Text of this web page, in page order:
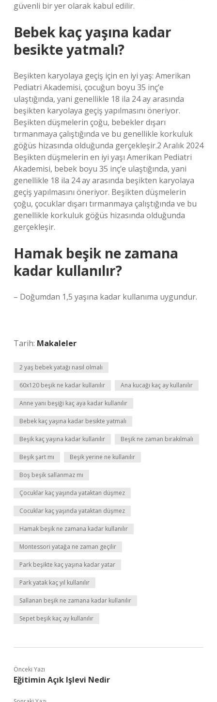
güvenli bir yer olarak kabul edilir.
Bebek kaç yaşına kadar
besikte yatmalı?
Beşikten karyolaya geçiş için en iyi yaş: Amerikan
Pediatri Akademisi, çocuğun boyu 35 inç’e
ulaştığında, yani genellikle 18 ila 24 ay arasında
beşikten karyolaya geçiş yapılmasını öneriyor.
Beşikten düşmelerin çoğu, bebekler dışarı
tırmanmaya çalıştığında ve bu genellikle korkuluk
göğüs hizasında olduğunda gerçekleşir.2 Aralık 2024
Beşikten düşmelerin en iyi yaşı Amerikan Pediatri
Akademisi, bebek boyu 35 inç’e ulaştığında, yani
genellikle 18 ila 24 ay arasında beşikten karyolaya
geçiş yapılmasını öneriyor. Beşikten düşmelerin
çoğu, çocuklar dışarı tırmanmaya çalıştığında ve bu
genellikle korkuluk göğüs hizasında olduğunda
gerçekleşir.
Hamak beşik ne zamana
kadar kullanılır?
– Doğumdan 1,5 yaşına kadar kullanıma uygundur.
Tarih: Makaleler
2 yaş bebek yatağı nasıl olmalı
60x120 beşik ne kadar kullanılır Ana kucağı kaç ay kullanılır
Anne yanı beşiği kaç aya kadar kullanılır
Bebek kaç yaşına kadar besikte yatmalı
Beşik kaç yaşına kadar kullanılır Beşik ne zaman bırakılmalı
Beşik şart mı Beşik yerine ne kullanılır
Boş beşik sallanmaz mı
Çocuklar kaç yaşında yataktan düşmez
Cocuklar kaç yaşında yataktan düşmez
Hamak beşik ne zamana kadar kullanılır
Montessori yatağa ne zaman geçilir
Park beşikte kaç yaşına kadar yatar
Park yatak kaç yıl kullanılır
Sallanan beşik ne zamana kadar kullanılır
Sepet beşik kaç ay kullanılır
Önceki Yazı
Eğitimin Açık Işlevi Nedir